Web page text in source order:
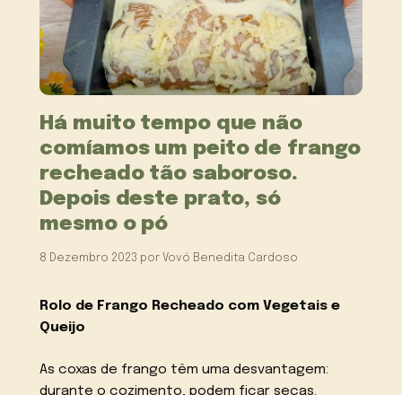
Há muito tempo que não
comíamos um peito de frango
recheado tão saboroso.
Depois deste prato, só
mesmo o pó
8 Dezembro 2023 por Vovó Benedita Cardoso
Rolo de Frango Recheado com Vegetais e
Queijo
As coxas de frango têm uma desvantagem:
durante o cozimento, podem ficar secas.